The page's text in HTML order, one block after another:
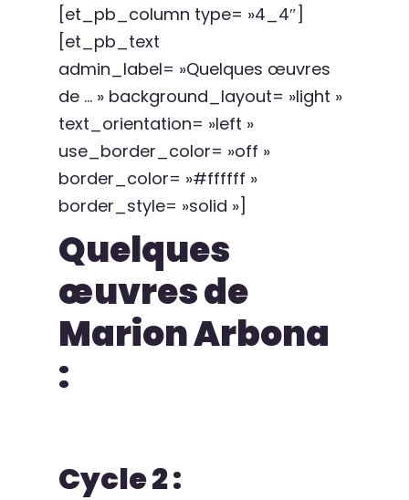
[et_pb_column type= »4_4″]
[et_pb_text
admin_label= »Quelques œuvres
de … » background_layout= »light »
text_orientation= »left »
use_border_color= »off »
border_color= »#ffffff »
border_style= »solid »]
Quelques
œuvres de
Marion Arbona
:
Cycle 2 :